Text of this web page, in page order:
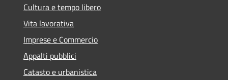
Cultura e tempo libero
Vita lavorativa
Imprese e Commercio
Appalti pubblici
Catasto e urbanistica